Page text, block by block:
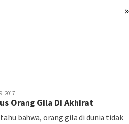
»
2017
Orang Gila Di Akhirat
bahwa, orang gila di dunia tidak